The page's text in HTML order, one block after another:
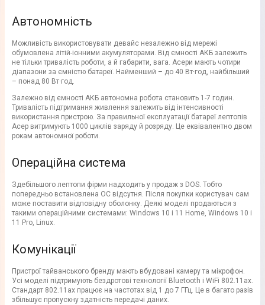
Автономність
Можливість використовувати девайс незалежно від мережі
обумовлена літій-іонними акумуляторами. Від ємності АКБ залежить
не тільки тривалість роботи, а й габарити, вага. Асери мають чотири
діапазони за ємністю батареї. Найменший – до 40 Вт·год, найбільший
– понад 80 Вт·год.
Залежно від ємності АКБ автономна робота становить 1-7 годин.
Тривалість підтримання живлення залежить від інтенсивності
використання пристрою. За правильної експлуатації батареї лептопів
Асер витримують 1000 циклів заряду й розряду. Це еквівалентно двом
рокам автономної роботи.
Операційна система
Здебільшого лептопи фірми надходить у продаж з DOS. Тобто
попередньо встановлена ОС відсутня. Після покупки користувач сам
може поставити відповідну оболонку. Деякі моделі продаються з
такими операційними системами: Windows 10 і 11 Home, Windows 10 і
11 Pro, Linux.
Комунікації
Пристрої тайванського бренду мають вбудовані камеру та мікрофон.
Усі моделі підтримують бездротові технології Bluetooth і WiFi 802.11ax.
Стандарт 802.11ах працює на частотах від 1 до 7 ГГц. Це в багато разів
збільшує пропускну здатність передачі даних.